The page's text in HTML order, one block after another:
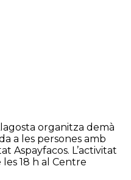
organitza demà
a les persones amb
Aspayfacos. L’activitat
18 h al Centre